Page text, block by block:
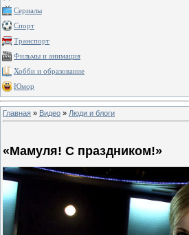
Сериалы
Спорт
Транспорт
Фильмы и анимация
Хобби и образование
Юмор
Главная » Видео » Люди и блоги
«Мамуля! С праздником!»